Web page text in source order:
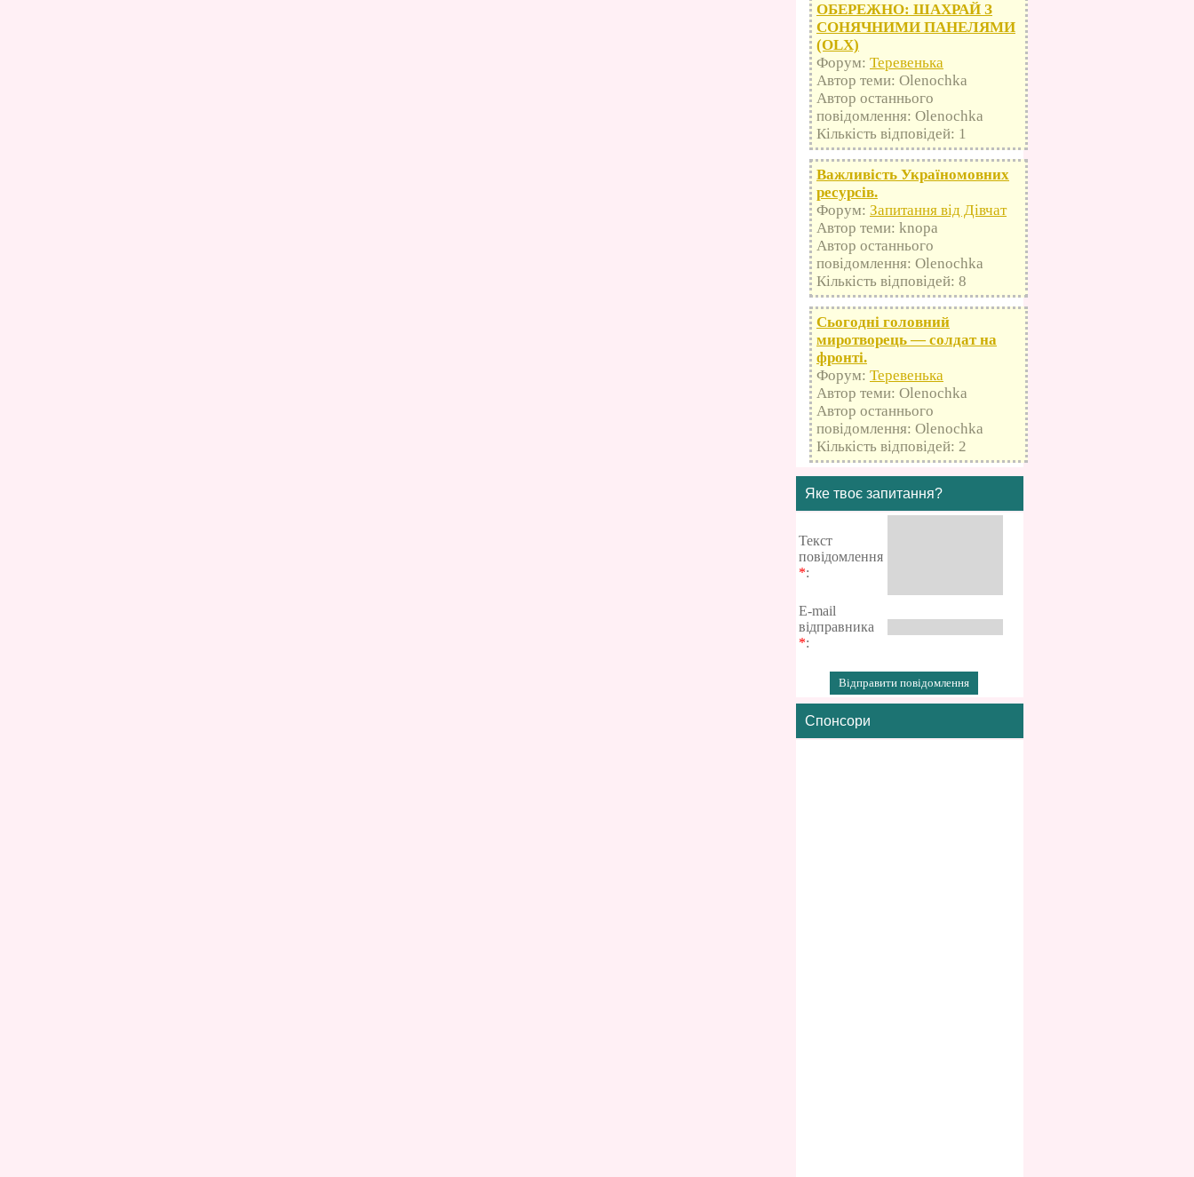
ОБЕРЕЖНО: ШАХРАЙ З
СОНЯЧНИМИ ПАНЕЛЯМИ
(OLX)
Форум: Теревенька
Автор теми: Olenochka
Автор останнього
повідомлення: Olenochka
Кількість відповідей: 1
Важливість Україномовних
ресурсів.
Форум: Запитання від Дівчат
Автор теми: knopa
Автор останнього
повідомлення: Olenochka
Кількість відповідей: 8
Сьогодні головний
миротворець — солдат на
фронті.
Форум: Теревенька
Автор теми: Olenochka
Автор останнього
повідомлення: Olenochka
Кількість відповідей: 2
Яке твоє запитання?
Текст
повідомлення
*:
E-mail
відправника
*:
Спонсори